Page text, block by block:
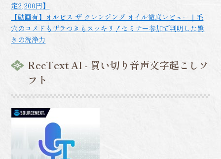
定2,200円】
【動画有】オルビス ザ クレンジング オイル徹底レビュー｜毛
穴のコメドもザラつきもスッキリ！セミナー参加で判明した驚
きの洗浄力
RecText AI - 買い切り音声文字起こしソ
フト